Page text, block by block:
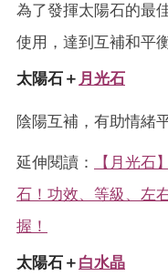
為了發揮太陽石的最
使用，達到互補和平
太陽石＋ 月光石
陰陽互補，有助情緒
延伸閱讀：
【月光石
石！功效、等級、左
握！
太陽石＋ 白水晶